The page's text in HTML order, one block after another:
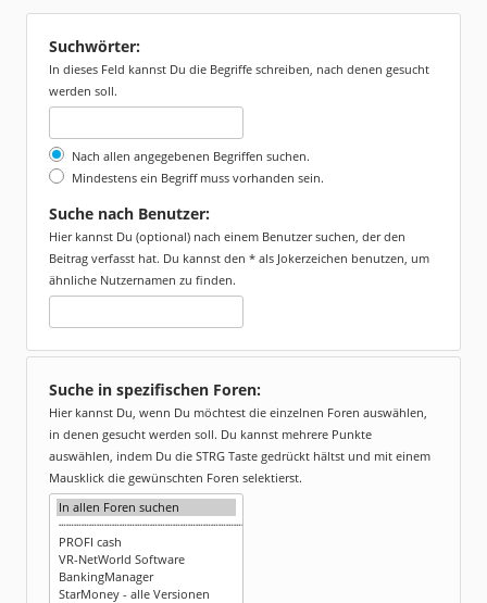
Suchwörter:
In dieses Feld kannst Du die Begriffe schreiben, nach denen gesucht
werden soll.
Nach allen angegebenen Begriffen suchen.
Mindestens ein Begriff muss vorhanden sein.
Suche nach Benutzer:
Hier kannst Du (optional) nach einem Benutzer suchen, der den
Beitrag verfasst hat. Du kannst den * als Jokerzeichen benutzen, um
ähnliche Nutzernamen zu finden.
Suche in spezifischen Foren:
Hier kannst Du, wenn Du möchtest die einzelnen Foren auswählen,
in denen gesucht werden soll. Du kannst mehrere Punkte
auswählen, indem Du die STRG Taste gedrückt hältst und mit einem
Mausklick die gewünschten Foren selektierst.